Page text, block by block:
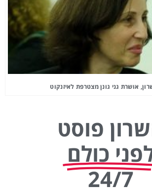
אושרת גני גונן מצטרפת לאיזנקוט
פוסט
כולם
24/7